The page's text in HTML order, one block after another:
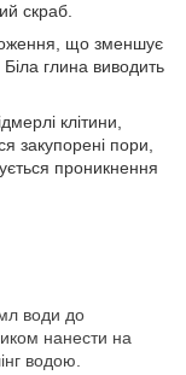
скраб.
що зменшує
Біла глина виводить
клітини,
закупорені пори,
проникнення
води до
нанести на
водою.